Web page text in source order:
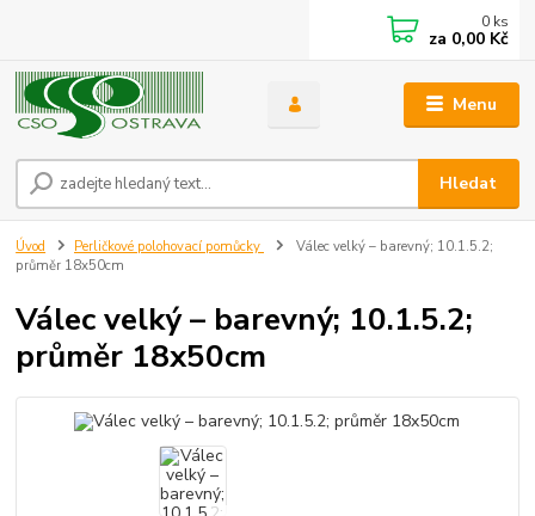
Menu
Hledat
0 ks
za 0,00 Kč
Úvod Perličkové polohovací pomůcky
Válec velký – barevný; 10.1.5.2;
průměr 18x50cm
Válec velký – barevný; 10.1.5.2;
průměr 18x50cm